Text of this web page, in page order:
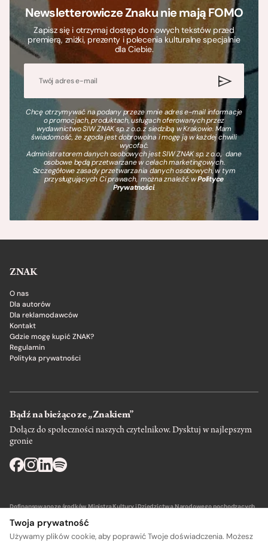
Newsletterowicze Znaku nie mają FOMO
Zapisz się i otrzymaj dostęp do nowych tekstów przed
premierą, zniżki, prezenty i polecenia kulturalne specjalnie
dla Ciebie.
Chcę otrzymywać na podany przeze mnie adres e-mail informacje
o promocjach, produktach, usługach oferowanych przez
wydawnictwo SIW ZNAK sp. z o.o. z siedzibą w Krakowie. Mam
świadomość, że zgoda jest dobrowolna i mogę ją w każdej chwili
wycofać.
Administratorem danych osobowych jest SIW ZNAK sp. z o.o., dane
osobowe będą przetwarzane w celach marketingowych.
Szczegółowe zasady przetwarzania danych osobowych, w tym
przysługujących Ci prawach, można znaleźć wPolityce
Prywatności.
ZNAK
O nas
Dla autorów
Dla reklamodawców
Kontakt
Gdzie mogę kupić ZNAK?
Regulamin
Polityka prywatności
Bądź na bieżąco ze „Znakiem”
Dołącz do społeczności naszych czytelnikow. Dysktuj w najlepszym
gronie
Dofinansowano ze środków Ministra Kultury i Dziedzictwa Narodowego pochodzących
Twoja prywatność
Używamy plików cookie, aby poprawić Twoje doświadczenia. Możesz